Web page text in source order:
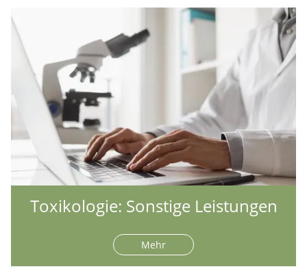
Toxikologie: Sonstige Leistungen
Mehr